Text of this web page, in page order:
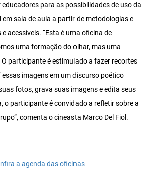
para as possibilidades de uso da
em sala de aula a partir de metodologias e
acessíveis. “Esta é uma oficina de
uma formação do olhar, mas uma
O participante é estimulado a fazer recortes
essas imagens em um discurso poético
fotos, grava suas imagens e edita seus
o participante é convidado a refletir sobre a
comenta o cineasta Marco Del Fiol.
a agenda das oficinas